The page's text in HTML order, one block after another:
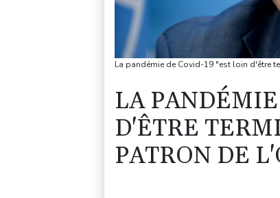
La pandémie de Covid-19 "est loin d'être
LA
D'ÊTRE
PATRON DE